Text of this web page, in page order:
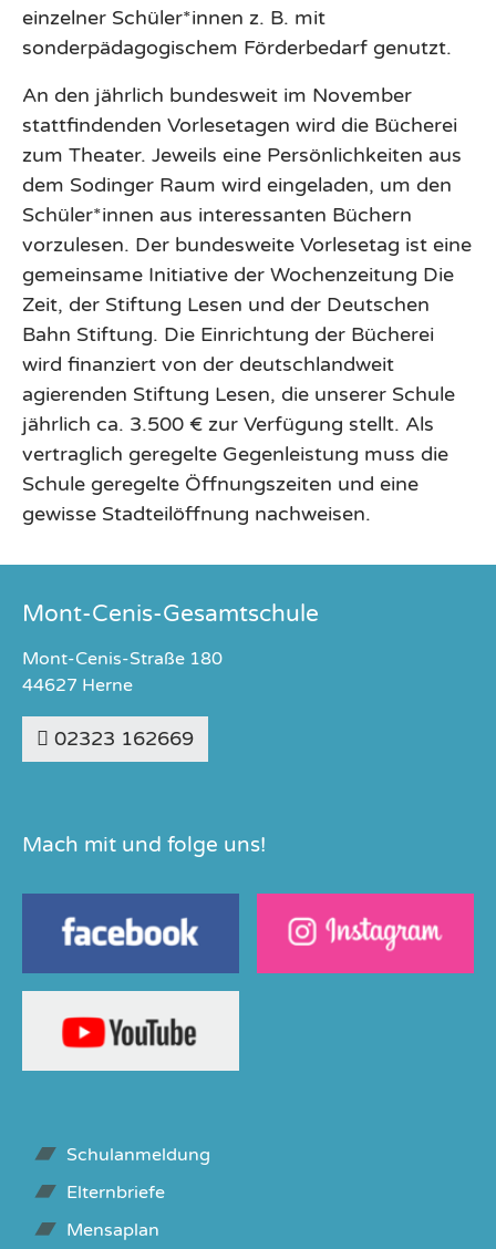
einzelner Schüler*innen z. B. mit
sonderpädagogischem Förderbedarf genutzt.
An den jährlich bundesweit im November
stattfindenden Vorlesetagen wird die Bücherei
zum Theater. Jeweils eine Persönlichkeiten aus
dem Sodinger Raum wird eingeladen, um den
Schüler*innen aus interessanten Büchern
vorzulesen. Der bundesweite Vorlesetag ist eine
gemeinsame Initiative der Wochenzeitung Die
Zeit, der Stiftung Lesen und der Deutschen
Bahn Stiftung. Die Einrichtung der Bücherei
wird finanziert von der deutschlandweit
agierenden Stiftung Lesen, die unserer Schule
jährlich ca. 3.500 € zur Verfügung stellt. Als
vertraglich geregelte Gegenleistung muss die
Schule geregelte Öffnungszeiten und eine
gewisse Stadteilöffnung nachweisen.
Mont-Cenis-Gesamtschule
Mont-Cenis-Straße 180
44627 Herne
02323 162669
Mach mit und folge uns!
Schulanmeldung
Elternbriefe
Mensaplan